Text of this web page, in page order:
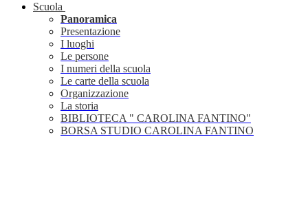
Scuola
Panoramica
Presentazione
I luoghi
Le persone
I numeri della scuola
Le carte della scuola
Organizzazione
La storia
BIBLIOTECA " CAROLINA FANTINO"
BORSA STUDIO CAROLINA FANTINO